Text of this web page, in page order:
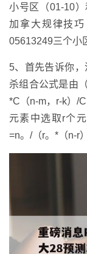
小号区（01-10
加拿大规律技
05613249三个小
5、首先告诉你
杀组合公式是由
*C（n-m，r-k）/
元素中选取r个
=n。/（r。*（n-r）